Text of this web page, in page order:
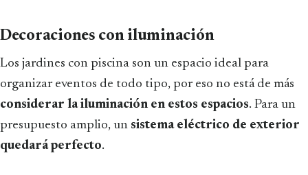
Decoraciones con iluminación
Los jardines con piscina son un espacio ideal para
organizar eventos de todo tipo, por eso no está de más
considerar la iluminación en estos espacios. Para un
presupuesto amplio, un sistema eléctrico de exterior
quedará perfecto.